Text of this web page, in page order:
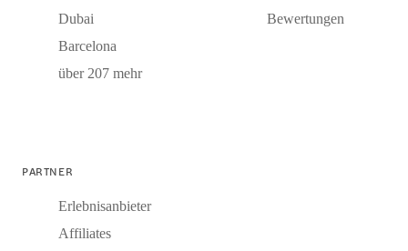
Dubai
Barcelona
über 207 mehr
Bewertungen
PARTNER
Erlebnisanbieter
Affiliates